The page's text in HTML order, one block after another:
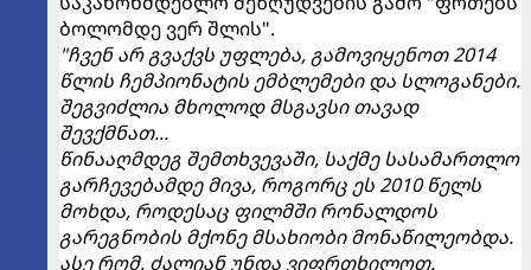
ბოლომდე ვერ შლის".
"ჩვენ არ გვაქვს უფლება, გამოვიყენოთ 2014
წლის ჩემპიონატის ემბლემები და სლოგანები.
შეგვიძლია მხოლოდ მსგავსი თავად
შევქმნათ...
წინააღმდეგ შემთხვევაში, საქმე სასამართლო
გარჩევებამდე მივა, როგორც ეს 2010 წელს
მოხდა, როდესაც ფილმში რონალდოს
გარეგნობის მქონე მსახიობი მონაწილეობდა.
ასე რომ, ძალიან უნდა ვიფრთხილოთ.